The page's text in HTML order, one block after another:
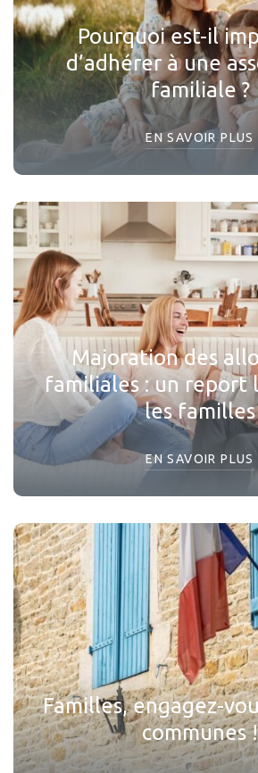
Pourquoi est-il
d’adhérer à une
familiale ?
EN SAVOIR PLUS
Majoration des
familiales : un report
les familles
EN SAVOIR PLUS
Familles, engagez-
communes !